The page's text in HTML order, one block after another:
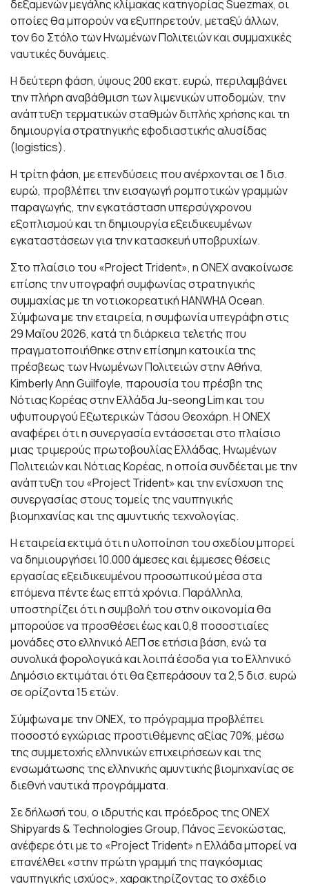
δεξαμενών μεγάλης κλίμακας κατηγορίας Suezmax, οι
οποίες θα μπορούν να εξυπηρετούν, μεταξύ άλλων,
τον 6ο Στόλο των Ηνωμένων Πολιτειών και συμμαχικές
ναυτικές δυνάμεις.
Η δεύτερη φάση, ύψους 200 εκατ. ευρώ, περιλαμβάνει
την πλήρη αναβάθμιση των λιμενικών υποδομών, την
ανάπτυξη τερματικών σταθμών διπλής χρήσης και τη
δημιουργία στρατηγικής εφοδιαστικής αλυσίδας
(logistics).
Η τρίτη φάση, με επενδύσεις που ανέρχονται σε 1 δισ.
ευρώ, προβλέπει την εισαγωγή ρομποτικών γραμμών
παραγωγής, την εγκατάσταση υπερσύγχρονου
εξοπλισμού και τη δημιουργία εξειδικευμένων
εγκαταστάσεων για την κατασκευή υποβρυχίων.
Στο πλαίσιο του «Project Trident», η ONEX ανακοίνωσε
επίσης την υπογραφή συμφωνίας στρατηγικής
συμμαχίας με τη νοτιοκορεατική HANWHA Ocean.
Σύμφωνα με την εταιρεία, η συμφωνία υπεγράφη στις
29 Μαΐου 2026, κατά τη διάρκεια τελετής που
πραγματοποιήθηκε στην επίσημη κατοικία της
πρέσβεως των Ηνωμένων Πολιτειών στην Αθήνα,
Kimberly Ann Guilfoyle, παρουσία του πρέσβη της
Νότιας Κορέας στην Ελλάδα Ju-seong Lim και του
υφυπουργού Εξωτερικών Τάσου Θεοχάρη. Η ONEX
αναφέρει ότι η συνεργασία εντάσσεται στο πλαίσιο
μιας τριμερούς πρωτοβουλίας Ελλάδας, Ηνωμένων
Πολιτειών και Νότιας Κορέας, η οποία συνδέεται με την
ανάπτυξη του «Project Trident» και την ενίσχυση της
συνεργασίας στους τομείς της ναυπηγικής
βιομηχανίας και της αμυντικής τεχνολογίας.
Η εταιρεία εκτιμά ότι η υλοποίηση του σχεδίου μπορεί
να δημιουργήσει 10.000 άμεσες και έμμεσες θέσεις
εργασίας εξειδικευμένου προσωπικού μέσα στα
επόμενα πέντε έως επτά χρόνια. Παράλληλα,
υποστηρίζει ότι η συμβολή του στην οικονομία θα
μπορούσε να προσθέσει έως και 0,8 ποσοστιαίες
μονάδες στο ελληνικό ΑΕΠ σε ετήσια βάση, ενώ τα
συνολικά φορολογικά και λοιπά έσοδα για το Ελληνικό
Δημόσιο εκτιμάται ότι θα ξεπεράσουν τα 2,5 δισ. ευρώ
σε ορίζοντα 15 ετών.
Σύμφωνα με την ONEX, το πρόγραμμα προβλέπει
ποσοστό εγχώριας προστιθέμενης αξίας 70%, μέσω
της συμμετοχής ελληνικών επιχειρήσεων και της
ενσωμάτωσης της ελληνικής αμυντικής βιομηχανίας σε
διεθνή ναυτικά προγράμματα.
Σε δήλωσή του, ο ιδρυτής και πρόεδρος της ONEX
Shipyards & Technologies Group, Πάνος Ξενοκώστας,
ανέφερε ότι με το «Project Trident» η Ελλάδα μπορεί να
επανέλθει «στην πρώτη γραμμή της παγκόσμιας
ναυπηγικής ισχύος», χαρακτηρίζοντας το σχέδιο